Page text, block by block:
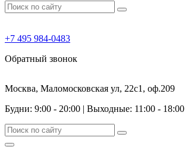
+7 495 984-0483
Обратный звонок
Москва, Маломосковская ул, 22с1, оф.209
Будни: 9:00 - 20:00 | Выходные: 11:00 - 18:00